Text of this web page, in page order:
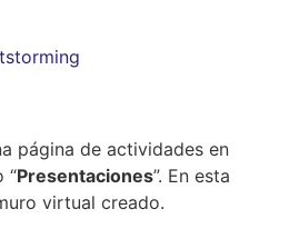
página de actividades en
“Presentaciones”. En esta
virtual creado.